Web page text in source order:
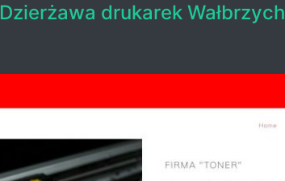
Dzierżawa drukarek Wałbrzych